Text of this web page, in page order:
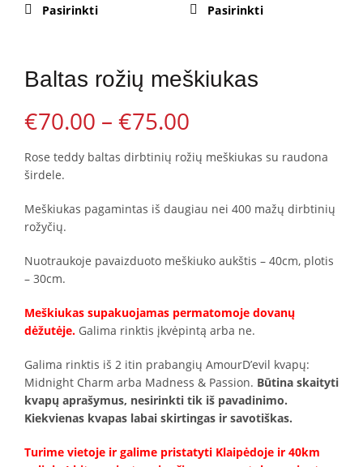
PasirinktiThis
The
options
chosen
the
product
PasirinktiThis
the
product
Baltas rožių meškiukas
€70.00 – €75.00
Rose teddy baltas dirbtinių rožių meškiukas su raudona
širdele.
Meškiukas pagamintas iš daugiau nei 400 mažų dirbtinių
rožyčių.
Nuotraukoje pavaizduoto meškiuko aukštis – 40cm, plotis
– 30cm.
Meškiukas supakuojamas permatomoje dovanų
dėžutėje. Galima rinktis įkvėpintą arba ne.
Galima rinktis iš 2 itin prabangių AmourD’evil kvapų:
Midnight Charm arba Madness & Passion. Būtina skaityti
kvapų aprašymus, nesirinkti tik iš pavadinimo.
Kiekvienas kvapas labai skirtingas ir savotiškas.
Turime vietoje ir galime pristatyti Klaipėdoje ir 40km